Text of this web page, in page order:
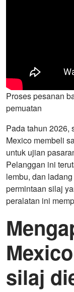
Proses pesanan
pemuatan
Pada tahun 2026,
Mexico membeli
untuk ujian
Pelanggan ini
lembu, dan
permintaan silaj
peralatan ini
silaj